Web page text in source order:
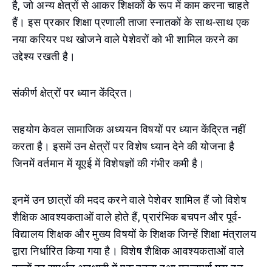
है, जो अन्य क्षेत्रों से आकर शिक्षकों के रूप में काम करना चाहते
हैं। इस प्रकार शिक्षा प्रणाली ताजा स्नातकों के साथ-साथ एक
नया करियर पथ खोजने वाले पेशेवरों को भी शामिल करने का
उद्देश्य रखती है।
संकीर्ण क्षेत्रों पर ध्यान केंद्रित।
सहयोग केवल सामाजिक अध्ययन विषयों पर ध्यान केंद्रित नहीं
करता है। इसमें उन क्षेत्रों पर विशेष ध्यान देने की योजना है
जिनमें वर्तमान में यूएई में विशेषज्ञों की गंभीर कमी है।
इनमें उन छात्रों की मदद करने वाले पेशेवर शामिल हैं जो विशेष
शैक्षिक आवश्यकताओं वाले होते हैं, प्रारंभिक बचपन और पूर्व-
विद्यालय शिक्षक और मुख्य विषयों के शिक्षक जिन्हें शिक्षा मंत्रालय
द्वारा निर्धारित किया गया है। विशेष शैक्षिक आवश्यकताओं वाले